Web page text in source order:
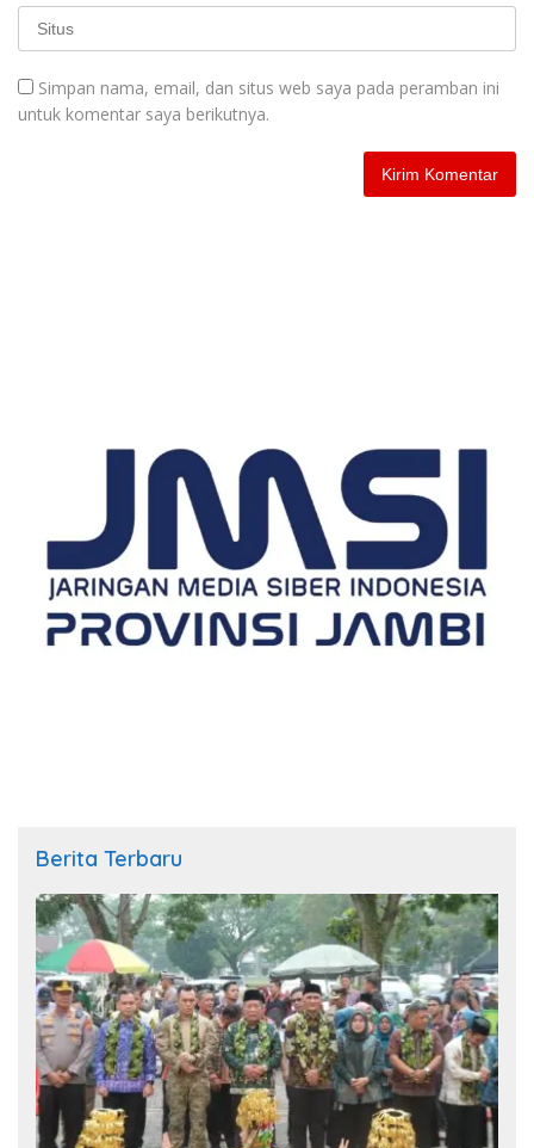
Simpan nama, email, dan situs web saya pada peramban ini
untuk komentar saya berikutnya.
Berita Terbaru